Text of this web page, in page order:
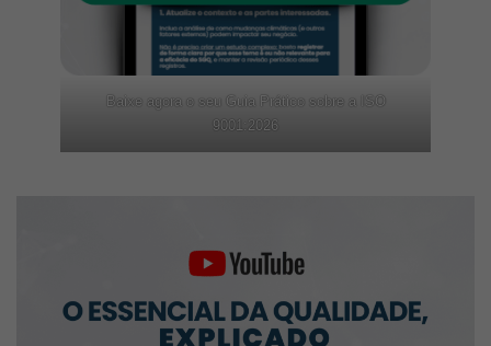
Baixe agora o seu Guia Prático sobre a ISO
9001:2026